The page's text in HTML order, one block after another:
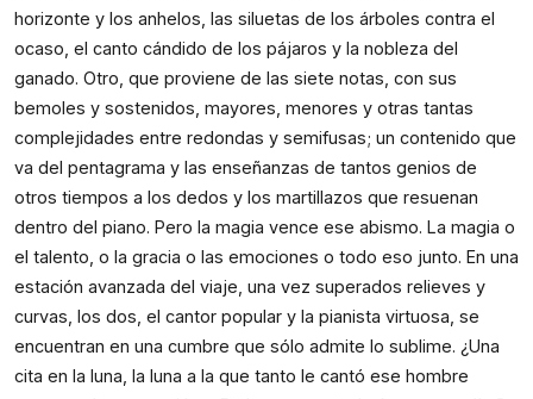
horizonte y los anhelos, las siluetas de los árboles contra el
ocaso, el canto cándido de los pájaros y la nobleza del
ganado. Otro, que proviene de las siete notas, con sus
bemoles y sostenidos, mayores, menores y otras tantas
complejidades entre redondas y semifusas; un contenido que
va del pentagrama y las enseñanzas de tantos genios de
otros tiempos a los dedos y los martillazos que resuenan
dentro del piano. Pero la magia vence ese abismo. La magia o
el talento, o la gracia o las emociones o todo eso junto. En una
estación avanzada del viaje, una vez superados relieves y
curvas, los dos, el cantor popular y la pianista virtuosa, se
encuentran en una cumbre que sólo admite lo sublime. ¿Una
cita en la luna, la luna a la que tanto le cantó ese hombre